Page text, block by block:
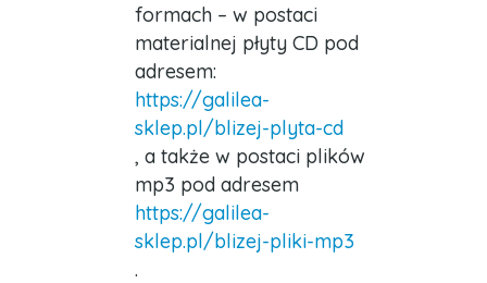
formach – w postaci
materialnej płyty CD pod
adresem:
https://galilea-
sklep.pl/blizej-plyta-cd
, a także w postaci plików
mp3 pod adresem
https://galilea-
sklep.pl/blizej-pliki-mp3
.